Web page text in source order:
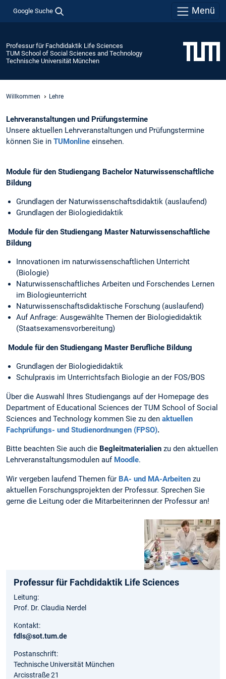
Google Suche Menü
Professur für Fachdidaktik Life Sciences
TUM School of Social Sciences and Technology
Technische Universität München
Willkommen Lehre
Lehrveranstaltungen und Prüfungstermine
Unsere aktuellen Lehrveranstaltungen und Prüfungstermine
können Sie in TUMonline einsehen.
Module für den Studiengang Bachelor Naturwissenschaftliche
Bildung
Grundlagen der Naturwissenschaftsdidaktik (auslaufend)
Grundlagen der Biologiedidaktik
Module für den Studiengang Master Naturwissenschaftliche
Bildung
Innovationen im naturwissenschaftlichen Unterricht
(Biologie)
Naturwissenschaftliches Arbeiten und Forschendes Lernen
im Biologieunterricht
Naturwissenschaftsdidaktische Forschung (auslaufend)
Auf Anfrage: Ausgewählte Themen der Biologiedidaktik
(Staatsexamensvorbereitung)
Module für den Studiengang Master Berufliche Bildung
Grundlagen der Biologiedidaktik
Schulpraxis im Unterrichtsfach Biologie an der FOS/BOS
Über die Auswahl Ihres Studiengangs auf der Homepage des
Department of Educational Sciences der TUM School of Social
Sciences and Technology kommen Sie zu den aktuellen
Fachprüfungs- und Studienordnungen (FPSO).
Bitte beachten Sie auch die Begleitmaterialien zu den aktuellen
Lehrveranstaltungsmodulen auf Moodle.
Wir vergeben laufend Themen für BA- und MA-Arbeiten zu
aktuellen Forschungsprojekten der Professur. Sprechen Sie
gerne die Leitung oder die Mitarbeiterinnen der Professur an!
Professur für Fachdidaktik Life Sciences
Leitung:
Prof. Dr. Claudia Nerdel
Kontakt:
fdls@sot.tum.de
Postanschrift:
Technische Universität München
Arcisstraße 21